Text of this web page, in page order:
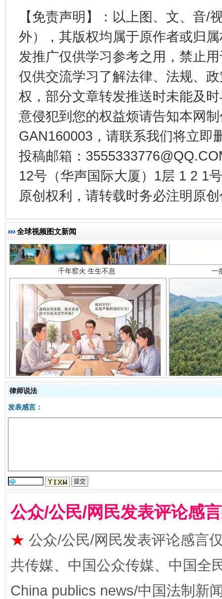
【免责声明】：以上图、文、音/
外），其版权均属于原作者或归
发推广仅供学习参考之用，禁止
仅供交流学习了解法律、法规、
权，部分文章转发推送时未能及
意侵犯到您的权益烦请告知本网
GAN160003，请联系我们将立即
投稿邮箱：
12号（华声国际大厦）1层 1 2 1
原创权利，请转载时务必注明原
全球视频图文新闻
东山县通报“牛蛙产品抗生素超标问题” 法
揭开“小金库”的免责幌子
受贿1.44亿！段成刚被判无期 从幼
律师说法
发表感言：
公众/公民/网民发表评论感
★ 公众/公民/网民发表评论感言
共传媒、中国公众传媒、中国全
China publics news/中国法制新